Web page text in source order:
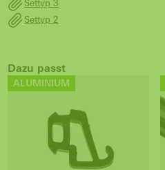
Settyp 3
Settyp 2
Dazu passt
ALUMINIUM